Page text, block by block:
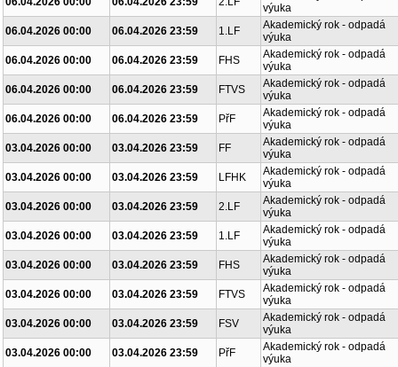
výuka
06.04.2026 00:00
06.04.2026 23:59 2.LF
Akademický rok - odpadá
výuka
06.04.2026 00:00
06.04.2026 23:59 1.LF
Akademický rok - odpadá
výuka
06.04.2026 00:00
06.04.2026 23:59 FHS
Akademický rok - odpadá
výuka
06.04.2026 00:00
06.04.2026 23:59 FTVS
Akademický rok - odpadá
výuka
06.04.2026 00:00
06.04.2026 23:59 PřF
Akademický rok - odpadá
výuka
03.04.2026 00:00
03.04.2026 23:59 FF
Akademický rok - odpadá
výuka
03.04.2026 00:00
03.04.2026 23:59 LFHK
Akademický rok - odpadá
výuka
03.04.2026 00:00
03.04.2026 23:59 2.LF
Akademický rok - odpadá
výuka
03.04.2026 00:00
03.04.2026 23:59 1.LF
Akademický rok - odpadá
výuka
03.04.2026 00:00
03.04.2026 23:59 FHS
Akademický rok - odpadá
výuka
03.04.2026 00:00
03.04.2026 23:59 FTVS
Akademický rok - odpadá
výuka
03.04.2026 00:00
03.04.2026 23:59 FSV
Akademický rok - odpadá
výuka